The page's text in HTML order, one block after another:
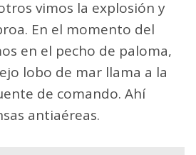
vimos la explosión y
En el momento del
en el pecho de paloma,
lobo de mar llama a la
de comando. Ahí
antiaéreas.